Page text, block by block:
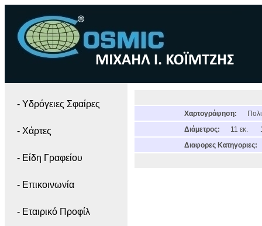
- Yδρόγειες Σφαίρες
- Χάρτες
- Είδη Γραφείου
- Επικοινωνία
- Εταιρικό Προφίλ
Χαρτογράφηση:
Διάμετρος:
11 εκ.
Διαφορες Κατηγοριες: